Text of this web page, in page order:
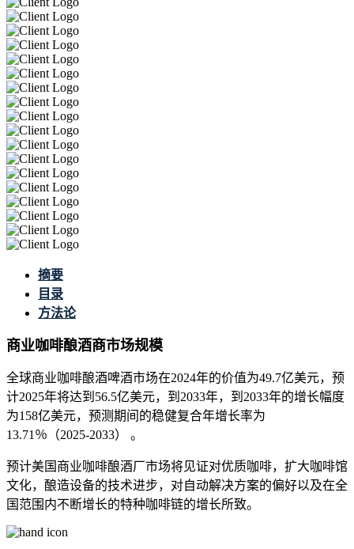
摘要
目录
方法论
商业咖啡酿酒商市场规模
全球商业咖啡酿酒啤酒市场在2024年的价值为49.7亿美元，预
计2025年将达到56.5亿美元，到2033年，到2033年的增长幅度
为158亿美元，预测期间的稳健复合年增长率为
13.71％（2025-2033） 。
预计美国商业咖啡酿酒厂市场将见证对优质咖啡，扩大咖啡馆
文化，酿造设备的技术进步，对自动解决方案的偏好以及在全
国范围内不断增长的特种咖啡链的增长所致。